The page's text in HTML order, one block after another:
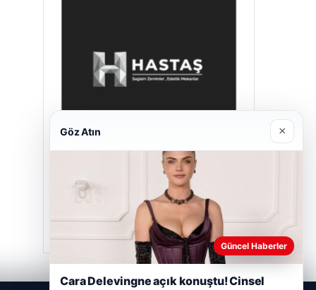
Hastaş Beton
26/05/2026
Göz Atın ×
Güncel Haberler
Cara Delevingne açık konuştu! Cinsel